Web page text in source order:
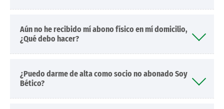
Aún no he recibido mí abono físico en mí domicilio,
¿Qué debo hacer?
¿Puedo darme de alta como socio no abonado Soy
Bético?